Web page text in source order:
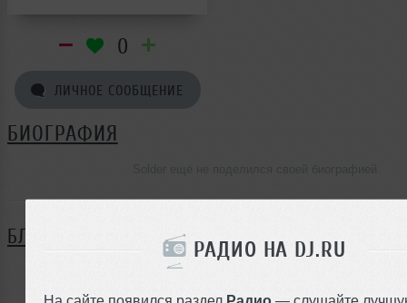
РАДИО НА DJ.RU
На сайте появился раздел Радио — слушайте
0
ЛИЧНОЕ СООБЩЕНИЕ
БИОГРАФИЯ
БЛОГ